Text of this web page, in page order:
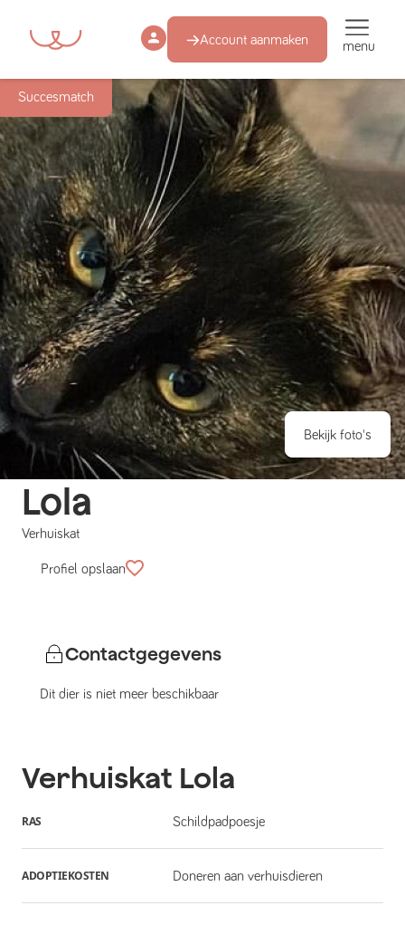
Account aanmaken menu
Succesmatch
Bekijk foto's
Lola
Verhuiskat
Profiel opslaan
Contactgegevens
Dit dier is niet meer beschikbaar
Verhuiskat Lola
RAS Schildpadpoesje
ADOPTIEKOSTEN Doneren aan verhuisdieren